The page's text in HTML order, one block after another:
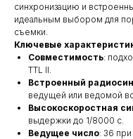
синхронизацию и
идеальным выбором для
съемки.
Ключевые
Совместимость:
TTL II.
Встроенный
ведущей или ведомой
Высокоскоростная
выдержки до 1/8000 с.
Ведущее число: 36